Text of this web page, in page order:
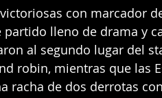
con marcador
lleno de drama y
al segundo lugar del
robin, mientras que las
racha de dos derrotas